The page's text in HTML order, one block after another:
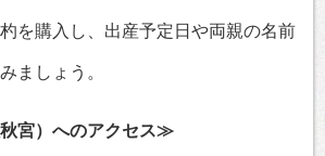
を購入し、出産予定日や両親の名前
ましょう。
宮）へのアクセス≫